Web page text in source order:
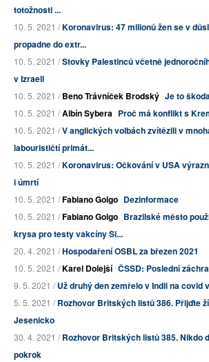
totožnosti ...
10. 5. 2021 /Koronavirus: 47 milionů žen se v
propadne do extr...
10. 5. 2021 /Stovky Palestinců včetně
v Izraeli
10. 5. 2021 /Beno Trávníček Brodský Je to
10. 5. 2021 /Albín Sybera Proč má konflikt s
10. 5. 2021 /V anglických volbách zvítězili v
labourističtí primát...
10. 5. 2021 /Koronavirus: Očkování v USA
i úmrtí
10. 5. 2021 /Fabiano Golgo Dezinformace
10. 5. 2021 /Fabiano Golgo Brazilské město
krysa pro testy vakcíny Si...
20. 4. 2021 /Hospodaření OSBL za březen 2021
10. 5. 2021 /Karel Dolejší ČSSD: Poslední
9. 5. 2021 /Už druhý den zemřelo v Indii na covid
5. 5. 2021 /Rozhovor Britských listů 386. Přijďte
Jesenicko
30. 4. 2021 /Rozhovor Britských listů 385. Nikdo
pokrok